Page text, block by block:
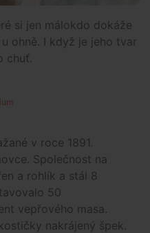
si jen málokdo dokáže
ohně. I když je jeho tvar
chuť.
v roce 1891.
Společnost na
a rohlík a stál 8
50
vepřového masa.
nakrájený špek.